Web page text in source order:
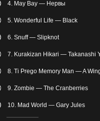
злость
4. May Bay — Нервы
5. Wonderful Life — Black
6. Snuff — Slipknot
7. Kurakizan Hikari — Takanashi
8. Ti Prego Memory Man — A
9. Zombie — The Cranberries
10. Mad World — Gary Jules